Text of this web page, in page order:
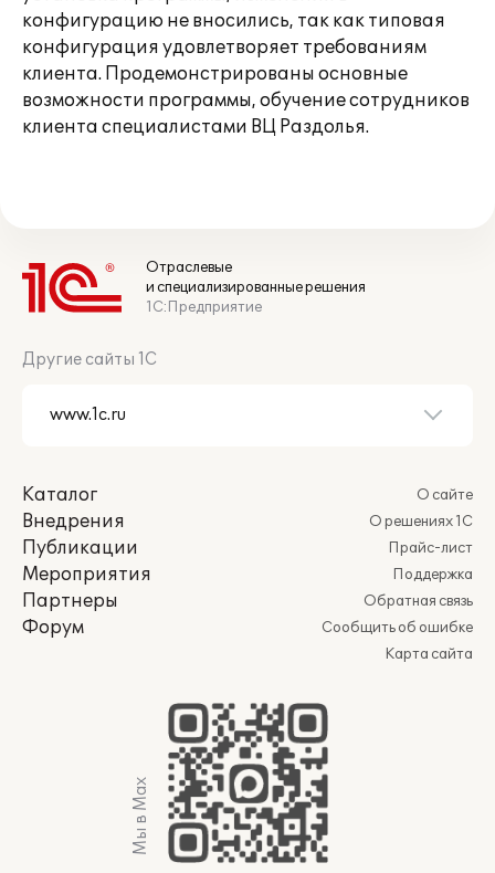
конфигурацию не вносились, так как типовая
конфигурация удовлетворяет требованиям
клиента. Продемонстрированы основные
возможности программы, обучение сотрудников
клиента специалистами ВЦ Раздолья.
Отраслевые
и специализированные решения
1С:Предприятие
Другие сайты 1С
Каталог
Внедрения
Публикации
Мероприятия
Партнеры
Форум
О сайте
О решениях 1С
Прайс-лист
Поддержка
Обратная связь
Сообщить об ошибке
Карта сайта
Мы в Max